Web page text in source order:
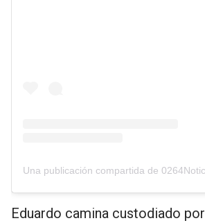
Eduardo camina custodiado por